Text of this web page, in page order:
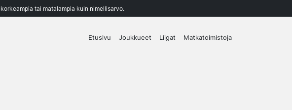
tai matalampia kuin nimellisarvo.
Etusivu Joukkueet Liigat Matkatoimistoja